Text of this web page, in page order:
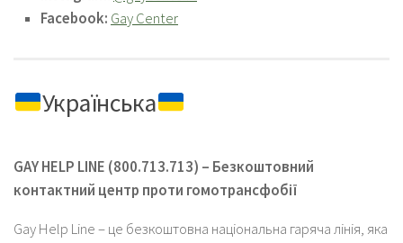
Facebook: Gay Center
Українська
GAY HELP LINE (800.713.713) – Безкоштовний
контактний центр проти гомотрансфобії
Gay Help Line – це безкоштовна національна гаряча лінія, яка